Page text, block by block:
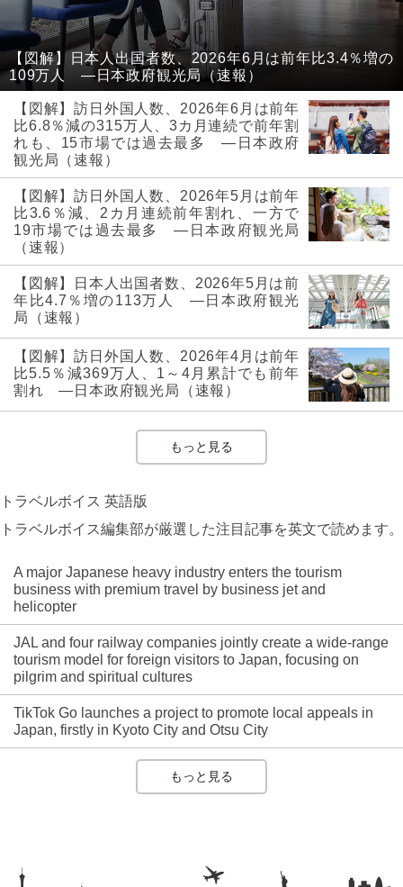
【図解】日本人出国者数、2026年6月は前年比3.4％増の
109万人 ―日本政府観光局（速報）
【図解】訪日外国人数、2026年6月は前年
比6.8％減の315万人、3カ月連続で前年割
れも、15市場では過去最多 ―日本政府
観光局（速報）
【図解】訪日外国人数、2026年5月は前年
比3.6％減、2カ月連続前年割れ、一方で
19市場では過去最多 ―日本政府観光局
（速報）
【図解】日本人出国者数、2026年5月は前
年比4.7％増の113万人 ―日本政府観光
局（速報）
【図解】訪日外国人数、2026年4月は前年
比5.5％減369万人、1～4月累計でも前年
割れ ―日本政府観光局（速報）
もっと見る
トラベルボイス 英語版
トラベルボイス編集部が厳選した注目記事を英文で読めます。
A major Japanese heavy industry enters the tourism
business with premium travel by business jet and
helicopter
JAL and four railway companies jointly create a wide-range
tourism model for foreign visitors to Japan, focusing on
pilgrim and spiritual cultures
TikTok Go launches a project to promote local appeals in
Japan, firstly in Kyoto City and Otsu City
もっと見る